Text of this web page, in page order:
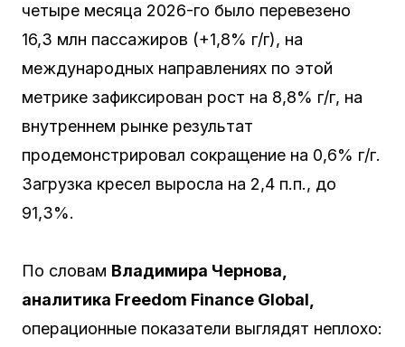
четыре месяца 2026-го было перевезено
16,3 млн пассажиров (+1,8% г/г), на
международных направлениях по этой
метрике зафиксирован рост на 8,8% г/г, на
внутреннем рынке результат
продемонстрировал сокращение на 0,6% г/г.
Загрузка кресел выросла на 2,4 п.п., до
91,3%.
По словам Владимира Чернова,
аналитика Freedom Finance Global,
операционные показатели выглядят неплохо: